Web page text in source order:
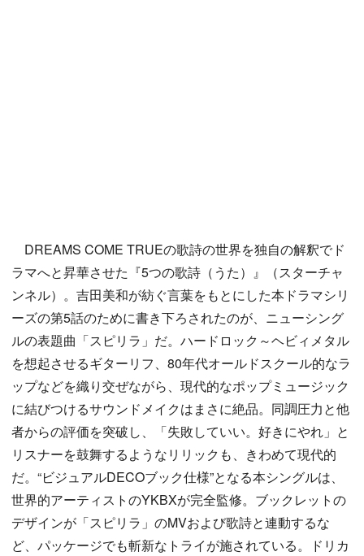
DREAMS COME TRUEの歌詩の世界を独自の解釈でド
ラマへと昇華させた『5つの歌詩（うた）』（スターチャ
ンネル）。吉田美和が紡ぐ言葉をもとにした本ドラマシリ
ーズの第5話のために書き下ろされたのが、ニューシング
ルの表題曲「スピリラ」だ。ハードロック～ヘビィメタル
を想起させるギターリフ、80年代オールドスクール的なラ
ップなどを織り交ぜながら、現代的なポップミュージック
に結びつけるサウンドメイクはまさに絶品。同調圧力と他
者からの評価を突破し、「失敗していい。好きにやれ」と
リスナーを鼓舞するようなリリックも、きわめて現代的
だ。“ビジュアルDECOブック仕様”となる本シングルは、
世界的アーティストのYKBXが完全監修。ブックレットの
デザインが「スピリラ」のMVおよび歌詩と連動するな
ど、パッケージでも斬新なトライが施されている。ドリカ